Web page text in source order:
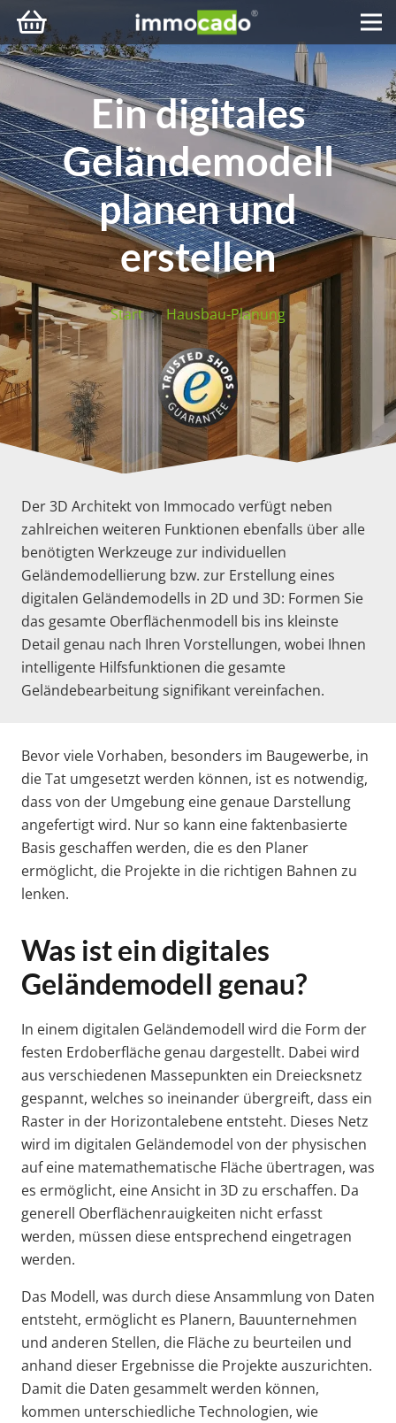
Ein digitales
Geländemodell
planen und
erstellen
Start Hausbau-Planung
Der 3D Architekt von Immocado verfügt neben
zahlreichen weiteren Funktionen ebenfalls über alle
benötigten Werkzeuge zur individuellen
Geländemodellierung bzw. zur Erstellung eines
digitalen Geländemodells in 2D und 3D: Formen Sie
das gesamte Oberflächenmodell bis ins kleinste
Detail genau nach Ihren Vorstellungen, wobei Ihnen
intelligente Hilfsfunktionen die gesamte
Geländebearbeitung signifikant vereinfachen.
Bevor viele Vorhaben, besonders im Baugewerbe, in
die Tat umgesetzt werden können, ist es notwendig,
dass von der Umgebung eine genaue Darstellung
angefertigt wird. Nur so kann eine faktenbasierte
Basis geschaffen werden, die es den Planer
ermöglicht, die Projekte in die richtigen Bahnen zu
lenken.
Was ist ein digitales
Geländemodell genau?
In einem digitalen Geländemodell wird die Form der
festen Erdoberfläche genau dargestellt. Dabei wird
aus verschiedenen Massepunkten ein Dreiecksnetz
gespannt, welches so ineinander übergreift, dass ein
Raster in der Horizontalebene entsteht. Dieses Netz
wird im digitalen Geländemodel von der physischen
auf eine matemathematische Fläche übertragen, was
es ermöglicht, eine Ansicht in 3D zu erschaffen. Da
generell Oberflächenrauigkeiten nicht erfasst
werden, müssen diese entsprechend eingetragen
werden.
Das Modell, was durch diese Ansammlung von Daten
entsteht, ermöglicht es Planern, Bauunternehmen
und anderen Stellen, die Fläche zu beurteilen und
anhand dieser Ergebnisse die Projekte auszurichten.
Damit die Daten gesammelt werden können,
kommen unterschiedliche Technologien, wie